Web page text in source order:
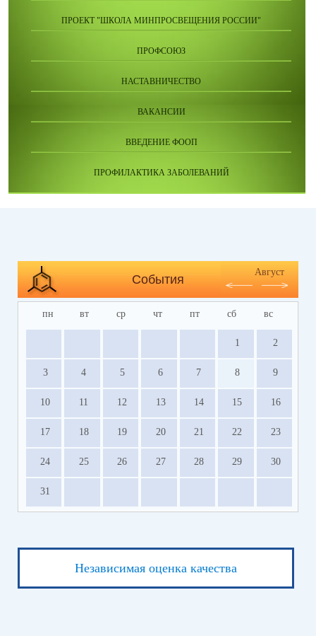
ПРОЕКТ "ШКОЛА МИНПРОСВЕЩЕНИЯ РОССИИ"
ПРОФСОЮЗ
НАСТАВНИЧЕСТВО
ВАКАНСИИ
ВВЕДЕНИЕ ФООП
ПРОФИЛАКТИКА ЗАБОЛЕВАНИЙ
События
Август
пн вт ср чт пт сб вс
1 2
3 4 5 6 7 8 9
10 11 12 13 14 15 16
17 18 19 20 21 22 23
24 25 26 27 28 29 30
31
Независимая оценка качества